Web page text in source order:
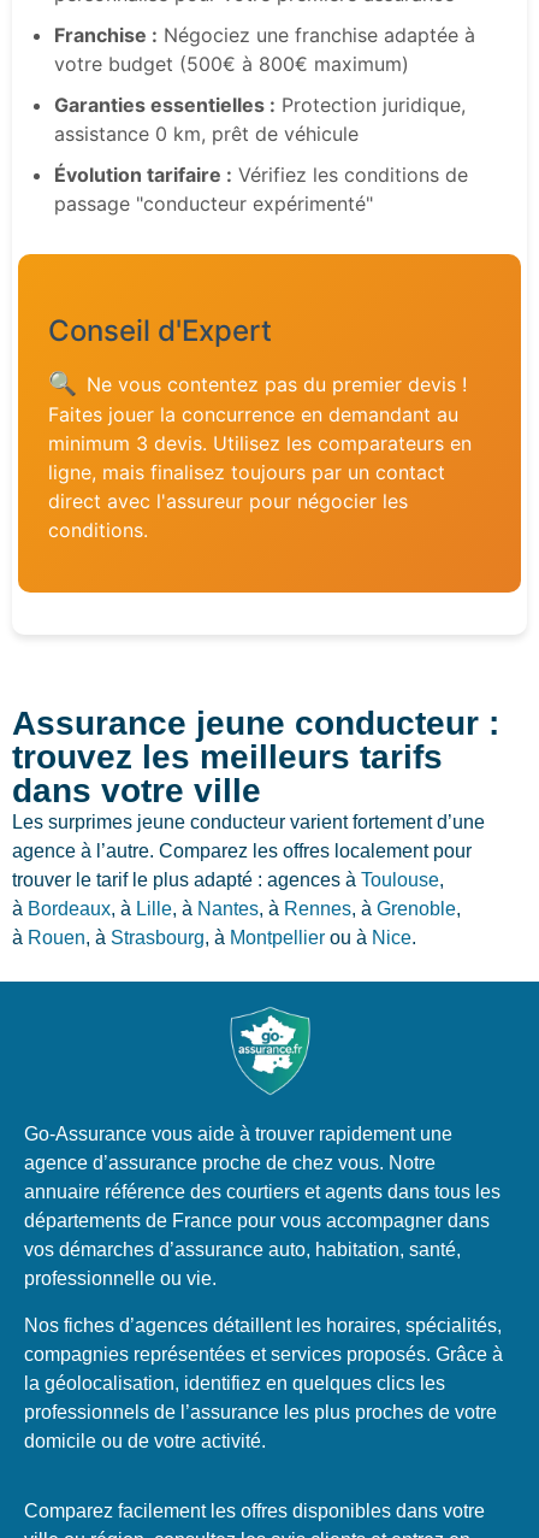
Franchise : Négociez une franchise adaptée à
votre budget (500€ à 800€ maximum)
Garanties essentielles : Protection juridique,
assistance 0 km, prêt de véhicule
Évolution tarifaire : Vérifiez les conditions de
passage "conducteur expérimenté"
Conseil d'Expert
🔍 Ne vous contentez pas du premier devis !
Faites jouer la concurrence en demandant au
minimum 3 devis. Utilisez les comparateurs en
ligne, mais finalisez toujours par un contact
direct avec l'assureur pour négocier les
conditions.
Assurance jeune conducteur :
trouvez les meilleurs tarifs
dans votre ville
Les surprimes jeune conducteur varient fortement d’une
agence à l’autre. Comparez les offres localement pour
trouver le tarif le plus adapté : agences à Toulouse,
à Bordeaux, à Lille, à Nantes, à Rennes, à Grenoble,
à Rouen, à Strasbourg, à Montpellier ou à Nice.
Go-Assurance vous aide à trouver rapidement une
agence d’assurance proche de chez vous. Notre
annuaire référence des courtiers et agents dans tous les
départements de France pour vous accompagner dans
vos démarches d’assurance auto, habitation, santé,
professionnelle ou vie.
Nos fiches d’agences détaillent les horaires, spécialités,
compagnies représentées et services proposés. Grâce à
la géolocalisation, identifiez en quelques clics les
professionnels de l’assurance les plus proches de votre
domicile ou de votre activité.
Comparez facilement les offres disponibles dans votre